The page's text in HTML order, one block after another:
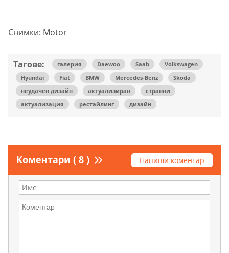
Снимки: Motor
Тагове: галерия Daewoo Saab
Volkswagen
Hyundai
Fiat BMW Mercedes-Benz
Skoda
неудачен дизайн
актуализиран
странни
актуализация
рестайлинг дизайн
Коментари ( 8 ) Напиши коментар